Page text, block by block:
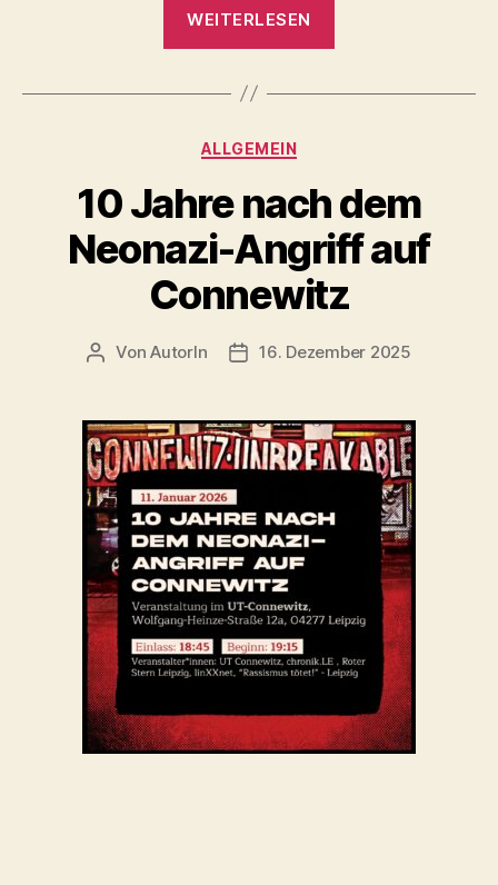
WEITERLESEN
auf
10
Jahre
dem
in
Kategorien
ALLGEMEIN
10 Jahre nach dem
Neonazi-Angriff auf
Connewitz
Beitragsautor
VonAutorIn Veröffentlichungsdatum
16. Dezember 2025